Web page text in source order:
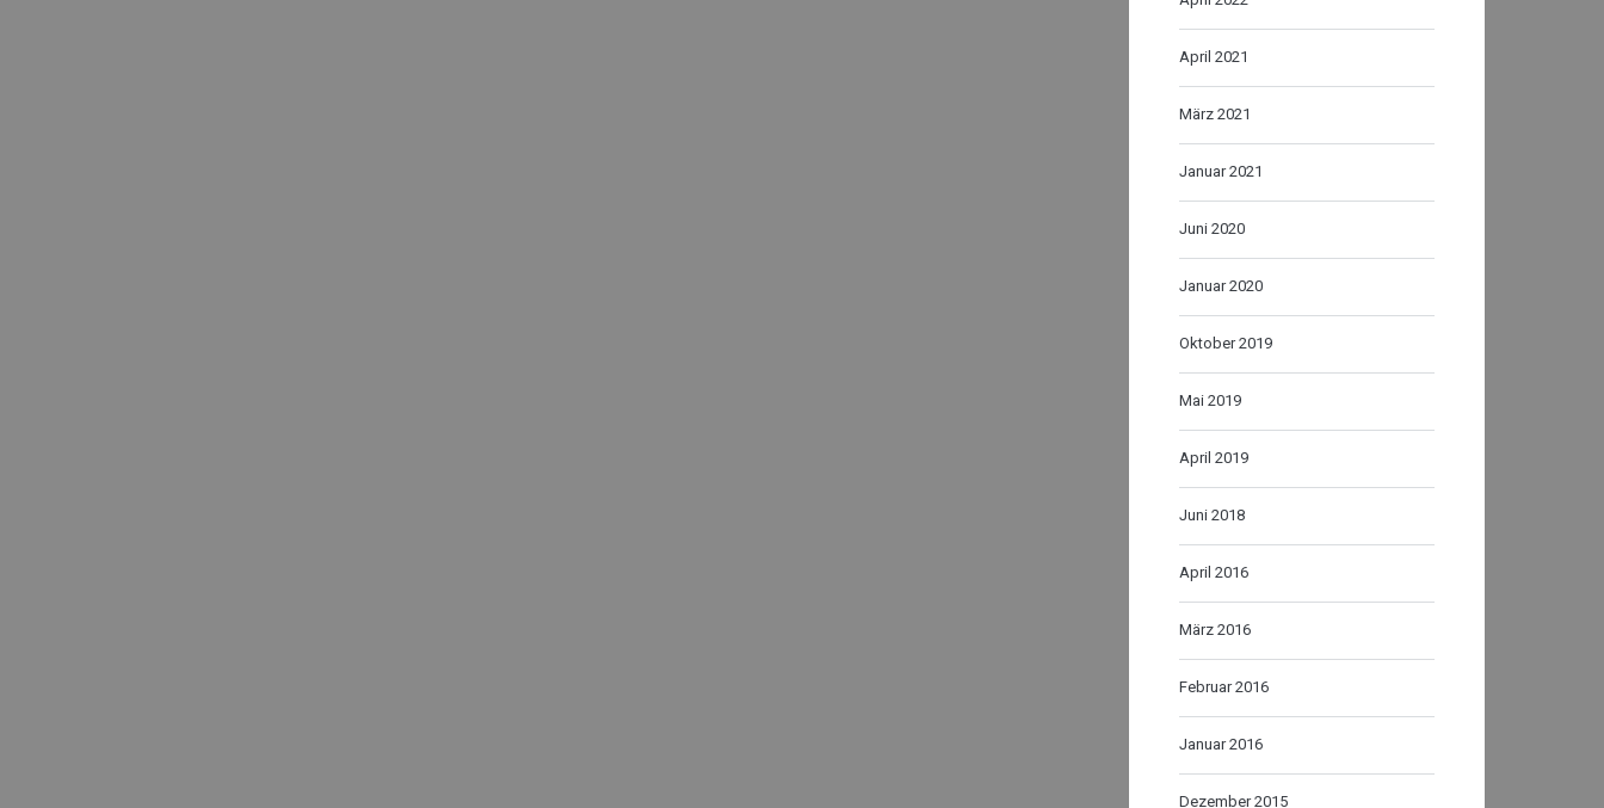
April 2021
März 2021
Januar 2021
Juni 2020
Januar 2020
Oktober 2019
Mai 2019
April 2019
Juni 2018
April 2016
März 2016
Februar 2016
Januar 2016
Dezember 2015